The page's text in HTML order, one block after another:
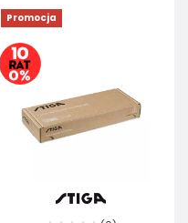
Promocja